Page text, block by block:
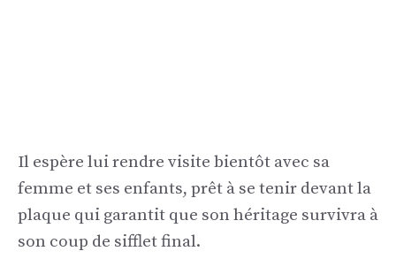
Il espère lui rendre visite bientôt avec sa
femme et ses enfants, prêt à se tenir devant la
plaque qui garantit que son héritage survivra à
son coup de sifflet final.